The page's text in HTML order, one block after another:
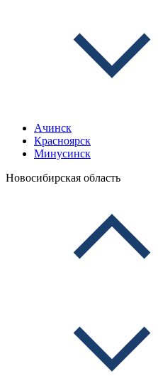
Ачинск
Красноярск
Минусинск
Новосибирская область